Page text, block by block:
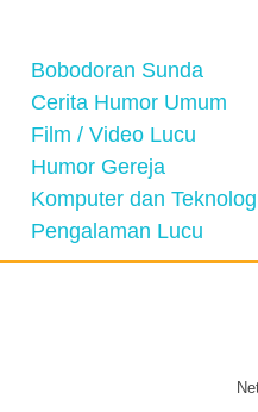
Bobodoran Sunda
Cerita Humor Umum
Film / Video Lucu
Humor Gereja
Komputer dan
Pengalaman Lucu